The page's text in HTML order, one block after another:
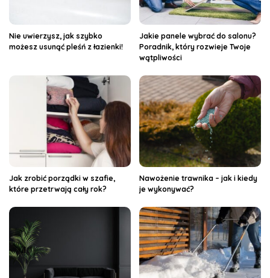
Nie uwierzysz, jak szybko
możesz usunąć pleśń z łazienki!
Jakie panele wybrać do salonu?
Poradnik, który rozwieje Twoje
wątpliwości
Jak zrobić porządki w szafie,
które przetrwają cały rok?
Nawożenie trawnika – jak i kiedy
je wykonywać?